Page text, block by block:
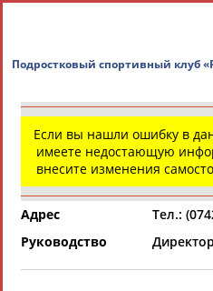
Главная » Региональные спортивные
СВОДНЫЕ ИНДЕКСЫ
Если вы нашли ошибку в
имеете недостающую
внесите изменения
Адрес
Тел.:
Руководство